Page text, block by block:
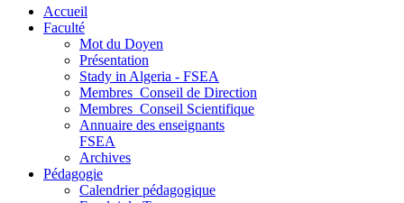
Accueil
Faculté
Mot du Doyen
Présentation
Stady in Algeria - FSEA
Membres_Conseil de Direction
Membres_Conseil Scientifique
Annuaire des enseignants
FSEA
Archives
Pédagogie
Calendrier pédagogique